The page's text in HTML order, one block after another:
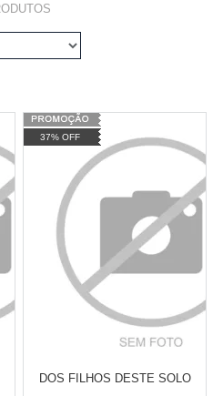
37% OFF
DOS FILHOS DESTE SOLO